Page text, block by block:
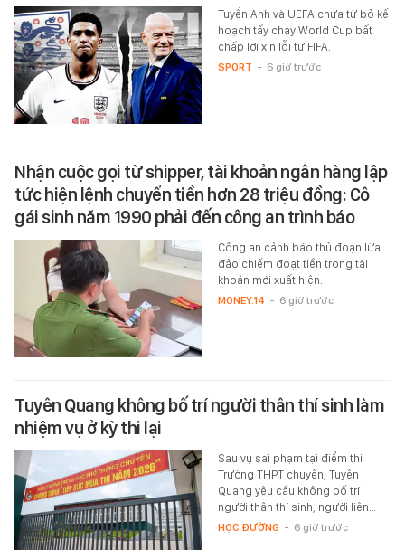
Tuyển Anh và UEFA chưa từ bỏ kế
hoạch tẩy chay World Cup bất
chấp lời xin lỗi từ FIFA.
SPORT - 6 giờ trước
Nhận cuộc gọi từ shipper, tài khoản ngân hàng lập
tức hiện lệnh chuyển tiền hơn 28 triệu đồng: Cô
gái sinh năm 1990 phải đến công an trình báo
Công an cảnh báo thủ đoạn lừa
đảo chiếm đoạt tiền trong tài
khoản mới xuất hiện.
MONEY.14 - 6 giờ trước
Tuyên Quang không bố trí người thân thí sinh làm
nhiệm vụ ở kỳ thi lại
Sau vụ sai phạm tại điểm thi
Trường THPT chuyên, Tuyên
Quang yêu cầu không bố trí
người thân thí sinh, người liên…
HỌC ĐƯỜNG - 6 giờ trước